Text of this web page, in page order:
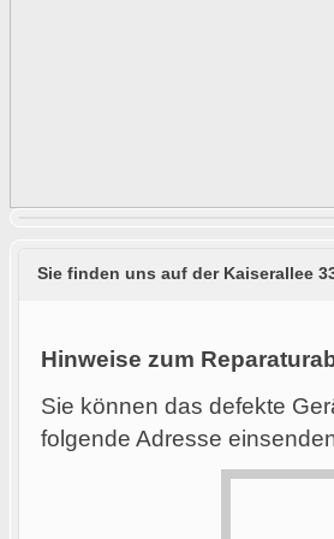
Sie finden uns auf der Kaiserallee
Hinweise zum
Sie können das defekte
folgende Adresse